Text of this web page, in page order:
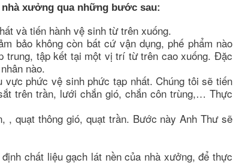
xưởng qua những bước sau:
và tiến hành vệ sinh từ trên xuống.
bảo không còn bất cứ vận dụng, phế phẩm nào
trung, tập kết tại một vị trí từ trên cao xuống. Đặc
nào.
phức vệ sinh phức tạp nhất. Chúng tôi sẽ tiến
trên trần, lưới chắn gió, chắn côn trùng,… Thực
, quạt thông gió, quạt trần. Bước này Anh Thư sẽ
chất liệu gạch lát nền của nhà xưởng, để thực